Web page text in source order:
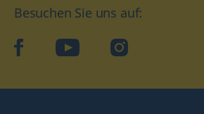
Besuchen Sie uns auf:
facebookYouTube Instagram